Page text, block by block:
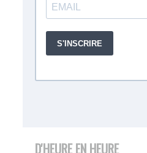
D'HEURE EN HEURE